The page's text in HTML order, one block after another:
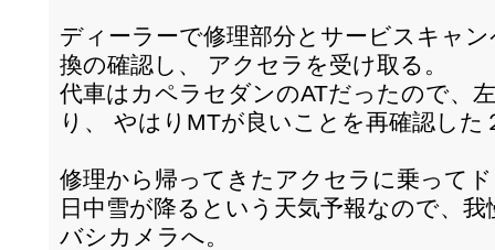
ディーラーで修理部分とサービスキャ
換の確認し、 アクセラを受け取る。
代車はカペラセダンのATだったので、
り、 やはりMTが良いことを再確認した
修理から帰ってきたアクセラに乗って
日中雪が降るという天気予報なので、
バシカメラへ。